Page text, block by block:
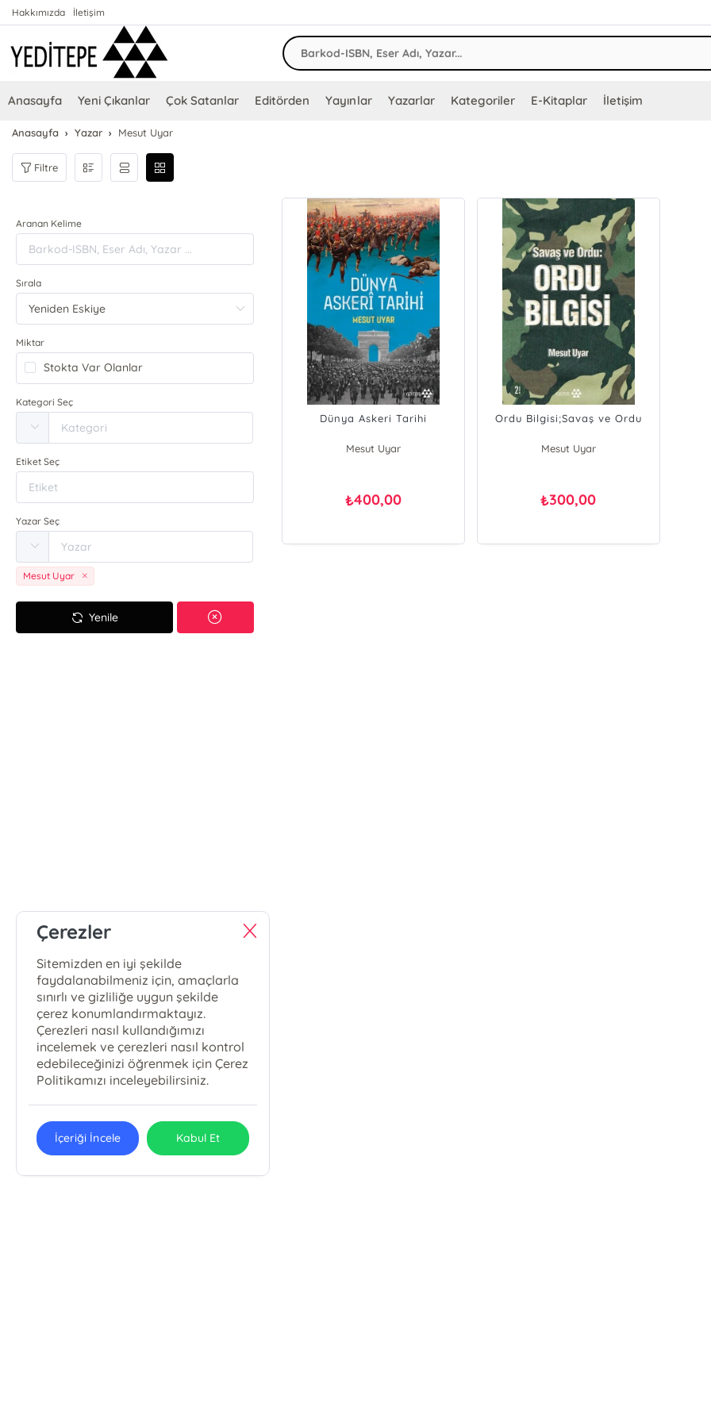
Hakkımızda İletişim
Anasayfa Yeni Çıkanlar Çok Satanlar Editörden Yayınlar Yazarlar Kategoriler E-Kitaplar İletişim
Anasayfa Yazar Mesut Uyar
Filtre
Aranan Kelime
Sırala
Miktar
Stokta Var Olanlar
Kategori Seç
Etiket Seç
Yazar Seç
Mesut Uyar
Yenile
Dünya Askeri Tarihi
Mesut Uyar
₺400,00
Ordu Bilgisi;Savaş ve Ordu
Mesut Uyar
₺300,00
Çerezler
Sitemizden en iyi şekilde
faydalanabilmeniz için, amaçlarla
sınırlı ve gizliliğe uygun şekilde
çerez konumlandırmaktayız.
Çerezleri nasıl kullandığımızı
incelemek ve çerezleri nasıl kontrol
edebileceğinizi öğrenmek için Çerez
Politikamızı inceleyebilirsiniz.
İçeriği İncele Kabul Et